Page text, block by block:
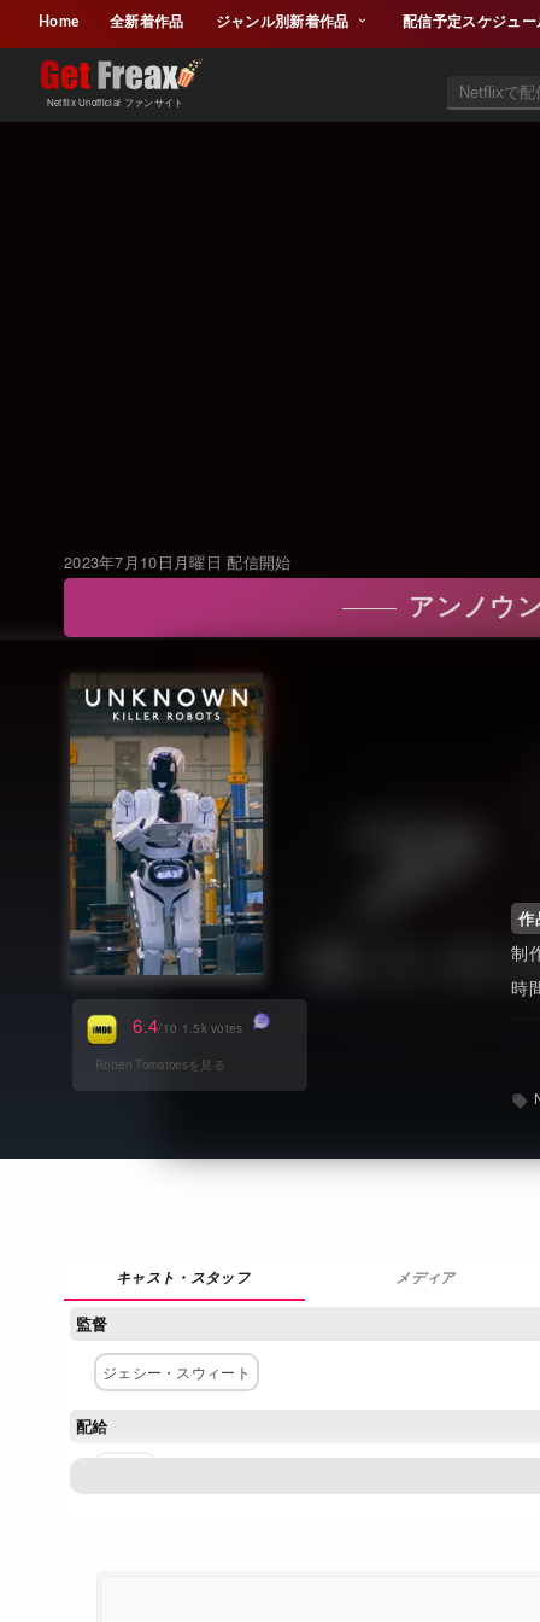
Home 全新着作品 ジャンル別新着作品 配信予定スケジュー
Netflix Unofficial ファンサイト
2023年7月10日月曜日 配信開始
アンノウ
作
6.4/10 1.5k votes
メディア
監督
ジェシー・スウィート
配給